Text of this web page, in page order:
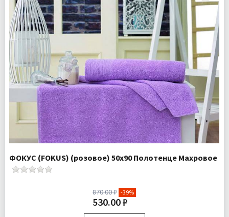
ФОКУС (FOKUS) (розовое) 50х90 Полотенце Махровое
870.00 ₽ -39%
530.00 ₽